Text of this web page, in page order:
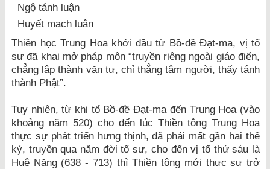
Ngộ tánh luận
Huyết mạch luận
Thiền học Trung Hoa khởi đầu từ Bồ-đề Đạt-ma, vị tổ
sư đã khai mở pháp môn “truyền riêng ngoài giáo điển,
chẳng lập thành văn tự, chỉ thẳng tâm người, thấy tánh
thành Phật”.
Tuy nhiên, từ khi tổ Bồ-đề Đạt-ma đến Trung Hoa (vào
khoảng năm 520) cho đến lúc Thiền tông Trung Hoa
thực sự phát triển hưng thịnh, đã phải mất gần hai thế
kỷ, truyền qua năm đời tổ sư, cho đến vị tổ thứ sáu là
Huệ Năng (638 - 713) thì Thiền tông mới thực sự trở